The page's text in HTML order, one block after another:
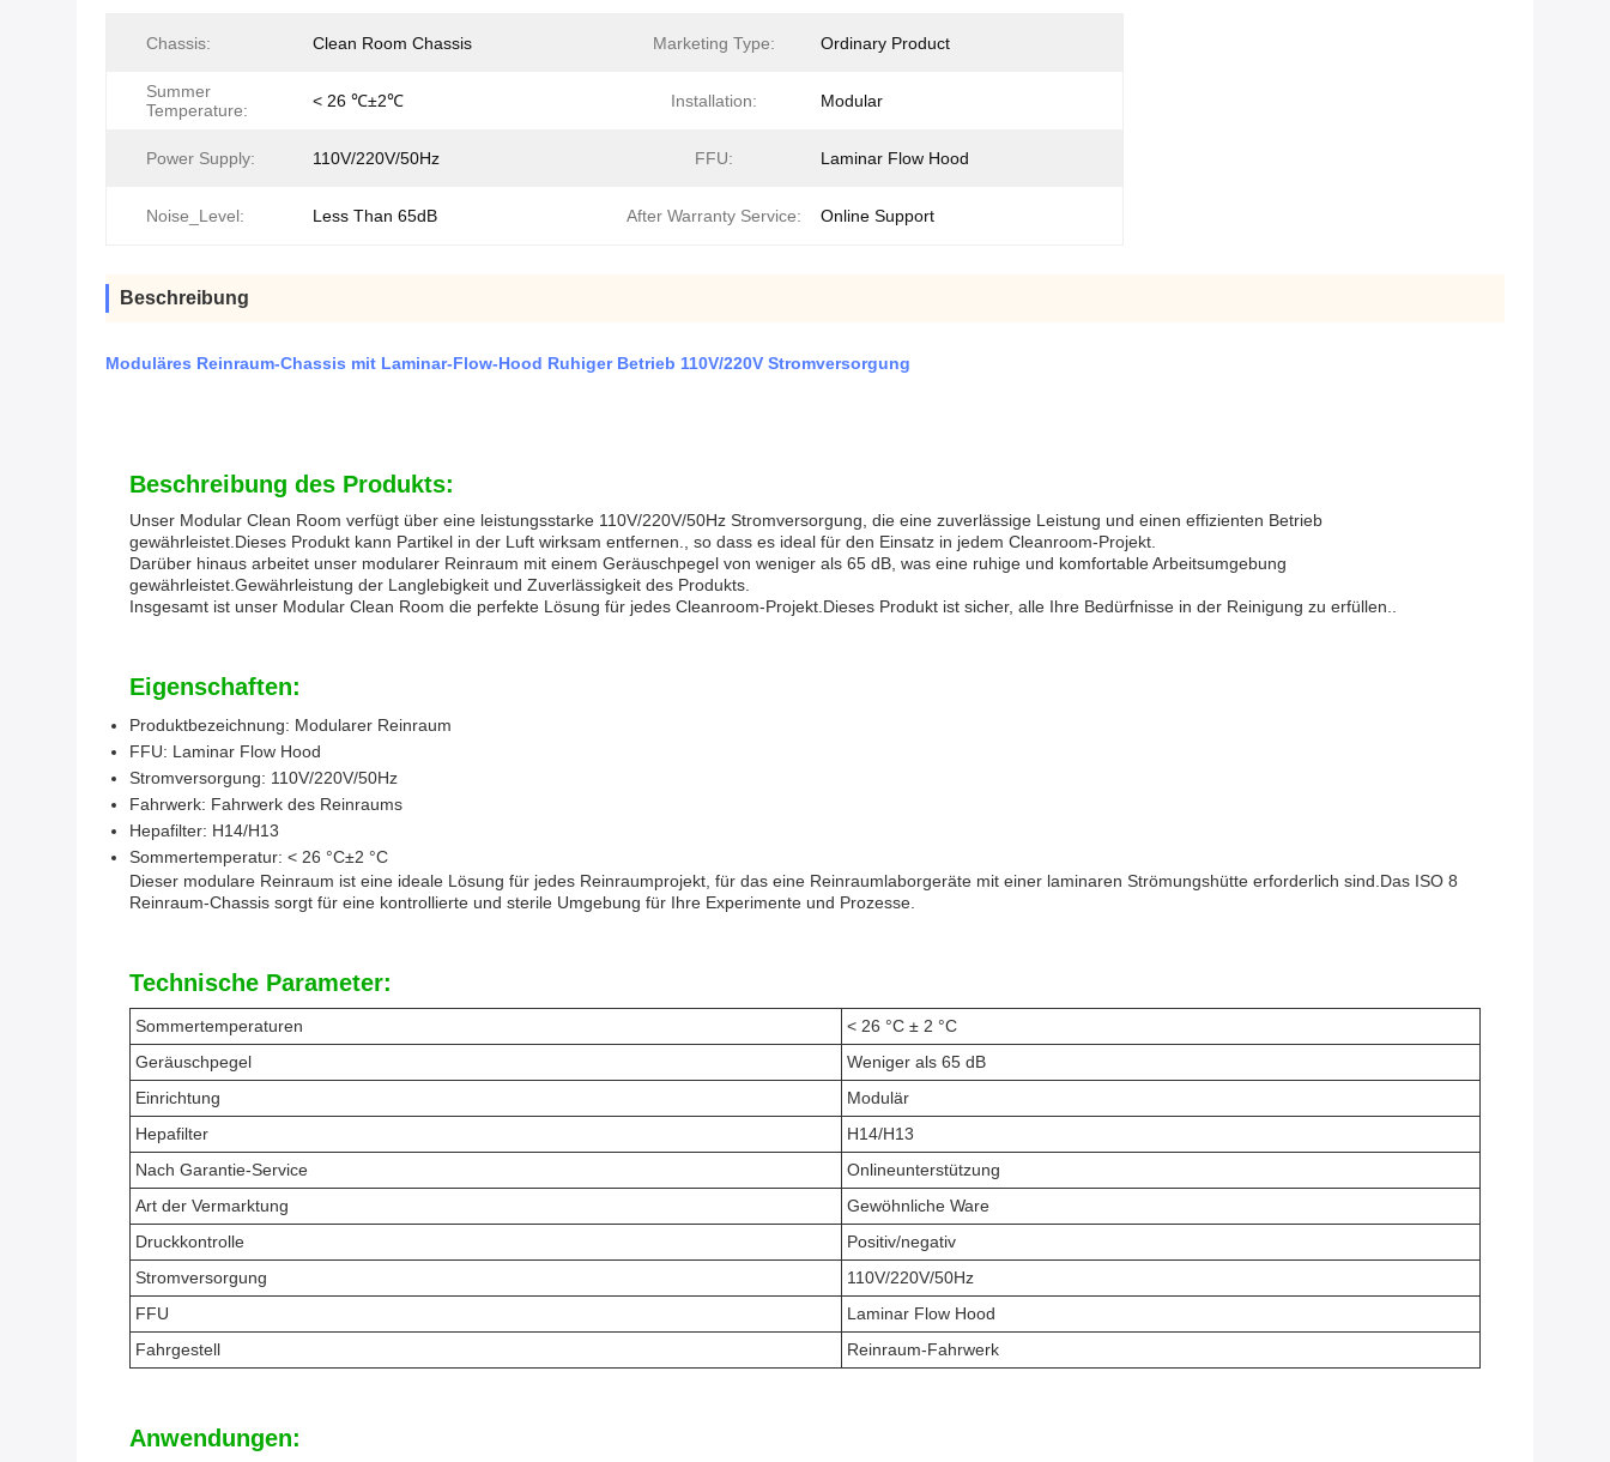
Chassis: Clean Room Chassis Marketing Type: Ordinary Product
Summer
Temperature:
< 26 ℃±2℃ Installation: Modular
Power Supply: 110V/220V/50Hz FFU: Laminar Flow Hood
Noise_Level: Less Than 65dB After Warranty Service: Online Support
Beschreibung
Moduläres Reinraum-Chassis mit Laminar-Flow-Hood Ruhiger Betrieb 110V/220V Stromversorgung
Beschreibung des Produkts:
Unser Modular Clean Room verfügt über eine leistungsstarke 110V/220V/50Hz Stromversorgung, die eine zuverlässige Leistung und einen effizienten Betrieb
gewährleistet.Dieses Produkt kann Partikel in der Luft wirksam entfernen., so dass es ideal für den Einsatz in jedem Cleanroom-Projekt.
Darüber hinaus arbeitet unser modularer Reinraum mit einem Geräuschpegel von weniger als 65 dB, was eine ruhige und komfortable Arbeitsumgebung
gewährleistet.Gewährleistung der Langlebigkeit und Zuverlässigkeit des Produkts.
Insgesamt ist unser Modular Clean Room die perfekte Lösung für jedes Cleanroom-Projekt.Dieses Produkt ist sicher, alle Ihre Bedürfnisse in der Reinigung zu erfüllen..
Eigenschaften:
Produktbezeichnung: Modularer Reinraum
FFU: Laminar Flow Hood
Stromversorgung: 110V/220V/50Hz
Fahrwerk: Fahrwerk des Reinraums
Hepafilter: H14/H13
Sommertemperatur: < 26 °C±2 °C
Dieser modulare Reinraum ist eine ideale Lösung für jedes Reinraumprojekt, für das eine Reinraumlaborgeräte mit einer laminaren Strömungshütte erforderlich sind.Das ISO 8
Reinraum-Chassis sorgt für eine kontrollierte und sterile Umgebung für Ihre Experimente und Prozesse.
Technische Parameter:
Sommertemperaturen
< 26 °C ± 2 °C
Geräuschpegel
Weniger als 65 dB
Einrichtung
Modulär
Hepafilter
H14/H13
Nach Garantie-Service
Onlineunterstützung
Art der Vermarktung
Gewöhnliche Ware
Druckkontrolle
Positiv/negativ
Stromversorgung
110V/220V/50Hz
FFU
Laminar Flow Hood
Fahrgestell
Reinraum-Fahrwerk
Anwendungen: